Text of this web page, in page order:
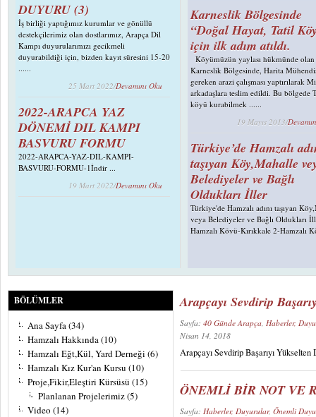
DUYURU (3)
İş birliği yaptığımız kurumlar ve gönüllü
destekçilerimiz olan dostlarımız, Arapça Dil
Kampı duyurularımızı gecikmeli
duyurabildiği için, bizden kayıt süresini 15-20
......
25 Mart 2022/Devamını Oku
2022-ARAPCA YAZ
DÖNEMİ DIL KAMPI
BASVURU FORMU
2022-ARAPCA-YAZ-DIL-KAMPI-
BASVURU-FORMU-1İndir ...
19 Mart 2022/Devamını Oku
Karneslik Bölgesinde
“Doğal Hayat, Tatil
için ilk adım atıldı.
Köyümüzün yaylası hükmünde olan
Karneslik Bölgesinde, Harita
gereken arazi çalışması yaptırılarak
arkadaşlara teslim edildi. Bu bölgede
köyü kurabilmek ......
19 Mayıs 2013/
Türkiye’de Hamzalı
taşıyan Köy,Mahalle
Belediyeler ve Bağlı
Oldukları İller
Türkiye'de Hamzalı adını taşıyan
veya Belediyeler ve Bağlı Oldukları
Hamzalı Köyü-Kırıkkale 2-Hamzalı
Adana ......
Dernek, Kurum ve
Kuruluşlar
Hamzalı mahallesi sakinlerinin
ilk dernek "Hamzalı Mahallesi Sosyal
Yardımlaşma ve Dayanışma"
dernek İstanbulda çalışan
......
17 Eylül 2011/
BÖLÜMLER
Ana Sayfa(34)
Hamzalı Hakkında(10)
Hamzalı Eğt,Kül, Yard Derneği (6)
Hamzalı Kız Kur'an Kursu (10)
Proje,Fikir,Eleştiri Kürsüsü (15)
Planlanan Projelerimiz(5)
Video (14)
Arapçayı Sevdirip
Sayfa:40 Günde Arapça,Haberler,
Nisan 14, 2018
Arapçayı Sevdirip Başarıyı Yükselten
ÖNEMLİ BİR NOT VE
Sayfa: Haberler, Duyurular,Önemli